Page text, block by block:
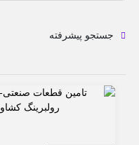
جستجو پیشرفته